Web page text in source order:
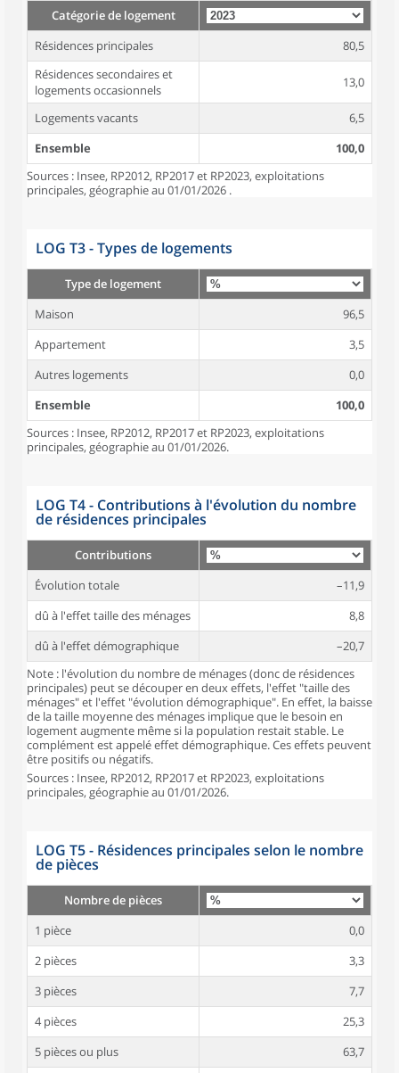
Catégorie de logement
Résidences principales
80,5
Résidences secondaires et
logements occasionnels
13,0
Logements vacants
6,5
Ensemble
100,0
Sources : Insee, RP2012, RP2017 et RP2023, exploitations
principales, géographie au 01/01/2026 .
LOG T3 - Types de logements
Type de logement
Maison
96,5
Appartement
3,5
Autres logements
0,0
Ensemble
100,0
Sources : Insee, RP2012, RP2017 et RP2023, exploitations
principales, géographie au 01/01/2026.
LOG T4 - Contributions à l'évolution du nombre
de résidences principales
Contributions
Évolution totale
–11,9
dû à l'effet taille des ménages
8,8
dû à l'effet démographique
–20,7
Note : l'évolution du nombre de ménages (donc de résidences
principales) peut se découper en deux effets, l'effet "taille des
ménages" et l'effet "évolution démographique". En effet, la baisse
de la taille moyenne des ménages implique que le besoin en
logement augmente même si la population restait stable. Le
complément est appelé effet démographique. Ces effets peuvent
être positifs ou négatifs.
Sources : Insee, RP2012, RP2017 et RP2023, exploitations
principales, géographie au 01/01/2026.
LOG T5 - Résidences principales selon le nombre
de pièces
Nombre de pièces
1 pièce
0,0
2 pièces
3,3
3 pièces
7,7
4 pièces
25,3
5 pièces ou plus
63,7